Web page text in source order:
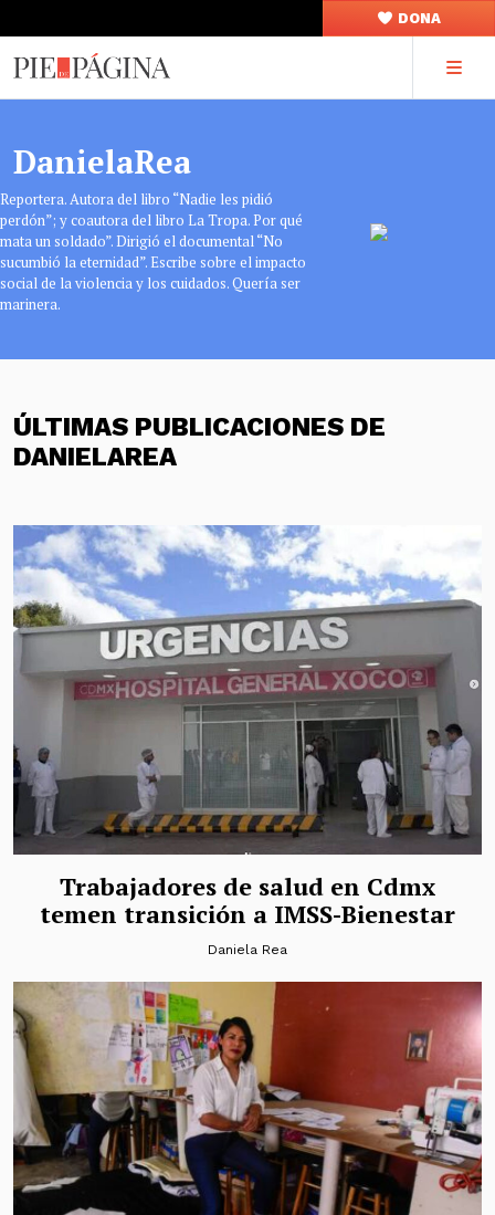
DONA
DanielaRea
Reportera. Autora del libro “Nadie les pidió
perdón”; y coautora del libro La Tropa. Por qué
mata un soldado”. Dirigió el documental “No
sucumbió la eternidad”. Escribe sobre el impacto
social de la violencia y los cuidados. Quería ser
marinera.
ÚLTIMAS PUBLICACIONES DE
DANIELAREA
Trabajadores de salud en Cdmx
temen transición a IMSS-Bienestar
Daniela Rea